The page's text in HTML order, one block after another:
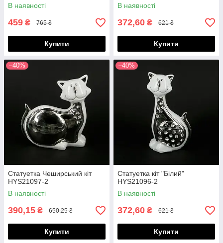
В наявності
459 ₴ 765 ₴
Купити
В наявності
372,60 ₴ 621 ₴
Купити
–40%
Статуетка Чеширський кіт
HYS21097-2
В наявності
390,15 ₴ 650,25 ₴
Купити
–40%
Статуетка кіт "Білий"
HYS21096-2
В наявності
372,60 ₴ 621 ₴
Купити